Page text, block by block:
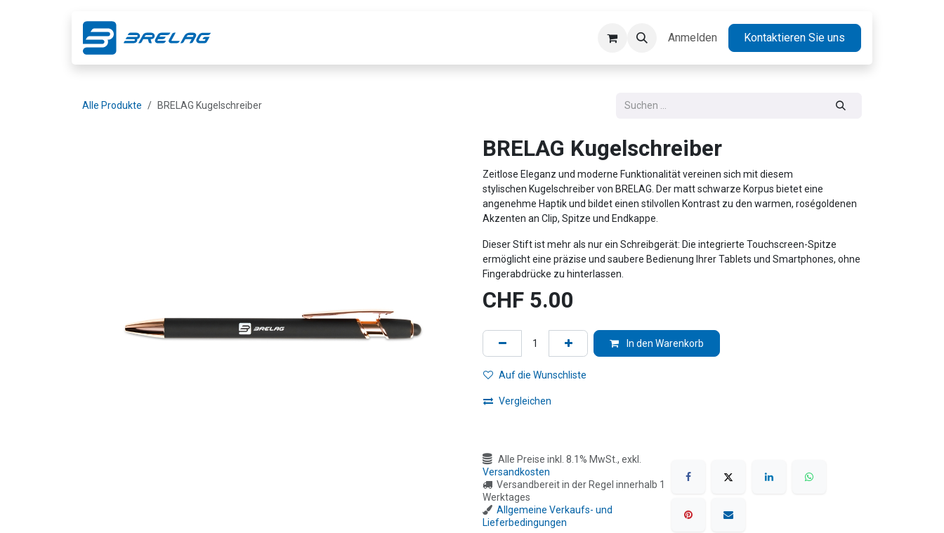
Kontakt Jobs
Anmelden Kontaktieren Sie uns
Alle Produkte BRELAG Kugelschreiber
BRELAG Kugelschreiber
Zeitlose Eleganz und moderne Funktionalität vereinen sich mit diesem
stylischen Kugelschreiber von BRELAG. Der matt schwarze Korpus bietet eine
angenehme Haptik und bildet einen stilvollen Kontrast zu den warmen, roségoldenen
Akzenten an Clip, Spitze und Endkappe.
Dieser Stift ist mehr als nur ein Schreibgerät: Die integrierte Touchscreen-Spitze
ermöglicht eine präzise und saubere Bedienung Ihrer Tablets und Smartphones, ohne
Fingerabdrücke zu hinterlassen.
CHF 5.00
In den Warenkorb
Auf die Wunschliste
Vergleichen
Alle Preise inkl. 8.1% MwSt., exkl.
Versandkosten
Versandbereit in der Regel innerhalb 1
Werktages
Allgemeine Verkaufs- und
Lieferbedingungen